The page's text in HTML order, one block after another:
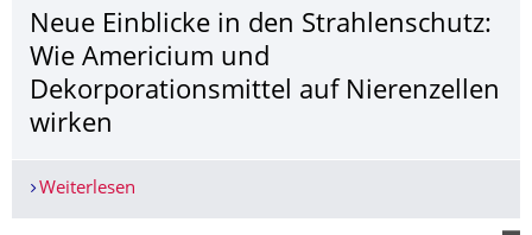
Neue Einblicke in den Strahlenschutz:
Wie Americium und
Dekorporationsmit­tel auf Nierenzellen
wirken
Weiterlesen